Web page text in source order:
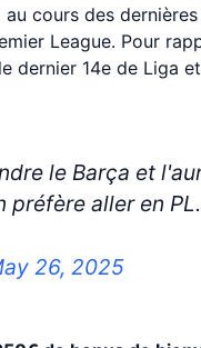
cours des
League. Pour
dernier 14e de Liga
le Barça et
préfère aller en PL.
26, 2025